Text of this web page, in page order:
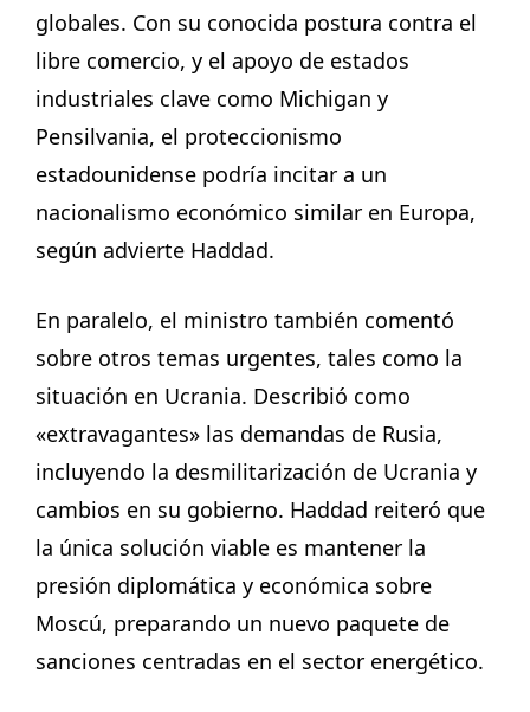
globales. Con su conocida postura contra el
libre comercio, y el apoyo de estados
industriales clave como Michigan y
Pensilvania, el proteccionismo
estadounidense podría incitar a un
nacionalismo económico similar en Europa,
según advierte Haddad.
En paralelo, el ministro también comentó
sobre otros temas urgentes, tales como la
situación en Ucrania. Describió como
«extravagantes» las demandas de Rusia,
incluyendo la desmilitarización de Ucrania y
cambios en su gobierno. Haddad reiteró que
la única solución viable es mantener la
presión diplomática y económica sobre
Moscú, preparando un nuevo paquete de
sanciones centradas en el sector energético.